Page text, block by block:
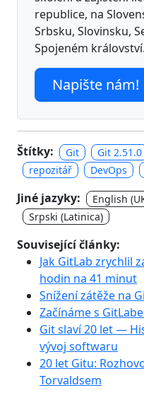
republice, na
Srbsku, Slovinsku,
Spojeném království.
Napište nám!
Štítky: Git Git 2.51.0
repozitář
DevOps
Jiné jazyky: English
Srpski (Latinica)
Související články:
Jak GitLab zrychlil
hodin na 41 minut
Snížení zátěže na
Začínáme s
Git slaví 20 let —
vývoj softwaru
20 let Gitu:
Torvaldsem